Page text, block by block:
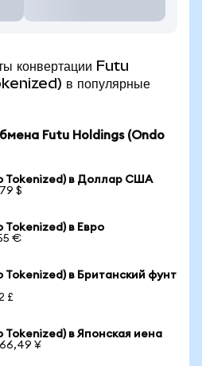
конвертации Futu
в популярные
Futu Holdings (Ondo
Tokenized) в Доллар США
$
Tokenized) в Евро
€
Tokenized) в Британский фунт
£
Tokenized) в Японская иена
¥